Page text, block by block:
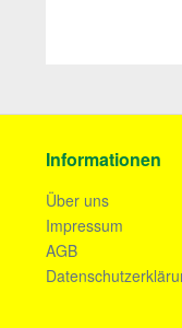
Informationen
Über uns
Impressum
AGB